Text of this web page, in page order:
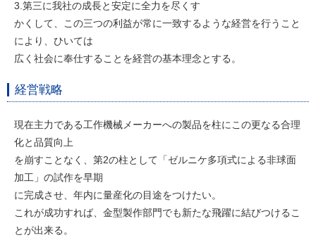
3.第三に我社の成長と安定に全力を尽くす
かくして、この三つの利益が常に一致するような経営を行うこと
により、ひいては
広く社会に奉仕することを経営の基本理念とする。
経営戦略
現在主力である工作機械メーカーへの製品を柱にこの更なる合理
化と品質向上
を崩すことなく、第2の柱として「ゼルニケ多項式による非球面
加工」の試作を早期
に完成させ、年内に量産化の目途をつけたい。
これが成功すれば、金型製作部門でも新たな飛躍に結びつけるこ
とが出来る。